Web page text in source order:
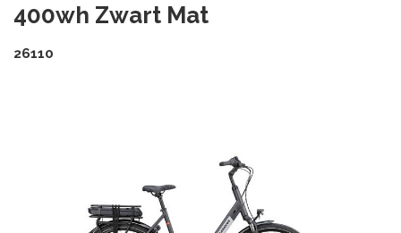
400wh Zwart Mat
26110